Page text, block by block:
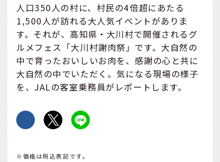
人口350人の村に、村民の4倍超にあたる
1,500人が訪れる大人気イベントがありま
す。それが、高知県・大川村で開催されるグ
ルメフェス「大川村謝肉祭」です。大自然の
中で育ったおいしいお肉を、感謝の心と共に
大自然の中でいただく。気になる現場の様子
を、JALの客室乗務員がレポートします。
※価格は税込表記です。